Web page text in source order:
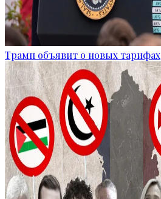
Трамп объявит о новых тарифах